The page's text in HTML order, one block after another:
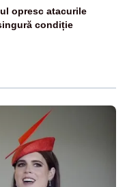
opresc atacurile
condiție